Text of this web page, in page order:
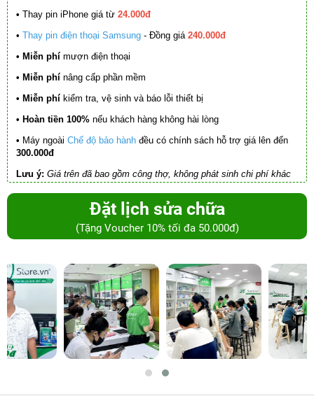
• Thay pin iPhone giá từ 24.000đ
• Thay pin điện thoại Samsung - Đồng giá 240.000đ
• Miễn phí mượn điện thoại
• Miễn phí nâng cấp phần mềm
• Miễn phí kiểm tra, vệ sinh và báo lỗi thiết bị
• Hoàn tiền 100% nếu khách hàng không hài lòng
• Máy ngoài Chế độ bảo hành đều có chính sách hỗ trợ giá lên đến
300.000đ
Lưu ý: Giá trên đã bao gồm công thợ, không phát sinh chi phí khác
Đặt lịch sửa chữa
(Tặng Voucher 10% tối đa 50.000đ)